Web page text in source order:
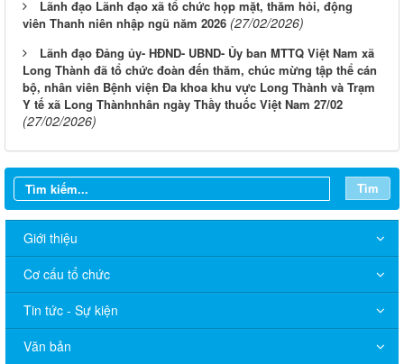
Lãnh đạo Lãnh đạo xã tổ chức họp mặt, thăm hỏi, động
viên Thanh niên nhập ngũ năm 2026 (27/02/2026)
Lãnh đạo Đảng ủy- HĐND- UBND- Ủy ban MTTQ Việt Nam xã
Long Thành đã tổ chức đoàn đến thăm, chúc mừng tập thể cán
bộ, nhân viên Bệnh viện Đa khoa khu vực Long Thành và Trạm
Y tế xã Long Thànhnhân ngày Thầy thuốc Việt Nam 27/02
(27/02/2026)
Tìm
Giới thiệu
Cơ cấu tổ chức
Tin tức - Sự kiện
Văn bản